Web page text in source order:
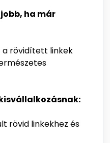
ha már
a rövidített linkek
rövid linkekhez és